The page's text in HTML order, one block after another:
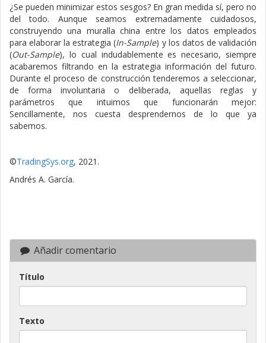
¿Se pueden minimizar estos sesgos? En gran medida sí, pero no
del todo. Aunque seamos extremadamente cuidadosos,
construyendo una muralla china entre los datos empleados
para elaborar la estrategia (In-Sample) y los datos de validación
(Out-Sample), lo cual indudablemente es necesario, siempre
acabaremos filtrando en la estrategia información del futuro.
Durante el proceso de construcción tenderemos a seleccionar,
de forma involuntaria o deliberada, aquellas reglas y
parámetros que intuimos que funcionarán mejor:
Sencillamente, nos cuesta desprendernos de lo que ya
sabemos.
©TradingSys.org, 2021.
Andrés A. García.
Añadir comentario
Título
Texto